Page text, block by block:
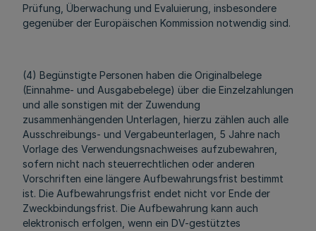
Prüfung, Überwachung und Evaluierung, insbesondere
gegenüber der Europäischen Kommission notwendig sind.
(4) Begünstigte Personen haben die Originalbelege
(Einnahme- und Ausgabebelege) über die Einzelzahlungen
und alle sonstigen mit der Zuwendung
zusammenhängenden Unterlagen, hierzu zählen auch alle
Ausschreibungs- und Vergabeunterlagen, 5 Jahre nach
Vorlage des Verwendungsnachweises aufzubewahren,
sofern nicht nach steuerrechtlichen oder anderen
Vorschriften eine längere Aufbewahrungsfrist bestimmt
ist. Die Aufbewahrungsfrist endet nicht vor Ende der
Zweckbindungsfrist. Die Aufbewahrung kann auch
elektronisch erfolgen, wenn ein DV-gestütztes